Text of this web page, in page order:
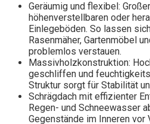
Geräumig und flexibel:
höhenverstellbaren oder
Einlegeböden. So lassen
Rasenmäher, Gartenmöbel
problemlos verstauen.
Massivholzkonstruktion:
geschliffen und
Struktur sorgt für Stabilität
Schrägdach mit effizienter
Regen- und Schneewasser
Gegenstände im Inneren vor